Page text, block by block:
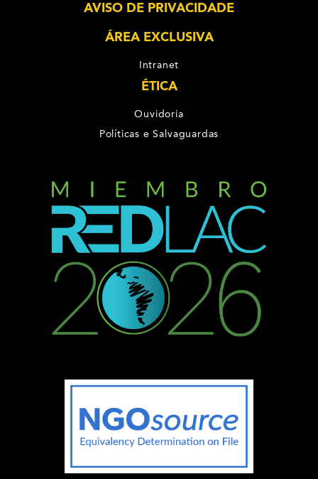
AVISO DE PRIVACIDADE
ÁREA EXCLUSIVA
Intranet
ÉTICA
Ouvidoria
Políticas e Salvaguardas